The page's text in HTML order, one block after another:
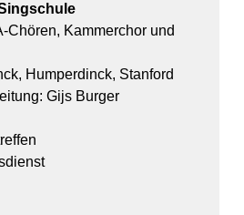
Chören, Kammerchor und
Humperdinck, Stanford
Gijs Burger